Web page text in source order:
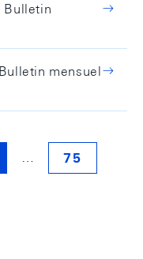
Bulletin
mensuel
75